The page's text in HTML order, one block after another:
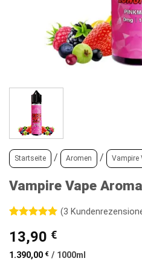
Startseite / Aromen / Vampire
Vampire Vape
mit von
5, basierend
auf
(3
13,90 €
1.390,00 € / 1000ml